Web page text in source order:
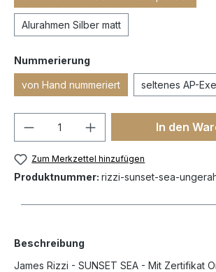
Alurahmen Silber matt
Nummerierung
von Hand nummeriert seltenes AP-
In den
Zum Merkzettel hinzufügen
Produktnummer: rizzi-sunset-sea-
Beschreibung
James Rizzi - SUNSET SEA - Mit Zertifikat